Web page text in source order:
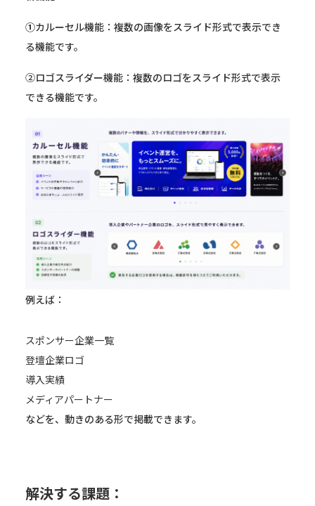
①カルーセル機能：複数の画像をスライド形式で表示でき
る機能です。
②ロゴスライダー機能：複数のロゴをスライド形式で表示
できる機能です。
例えば：
スポンサー企業一覧
登壇企業ロゴ
導入実績
メディアパートナー
などを、動きのある形で掲載できます。
解決する課題：